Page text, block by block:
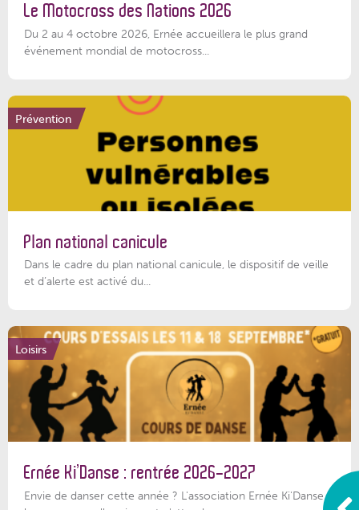
Le Motocross des Nations 2026
Du 2 au 4 octobre 2026, Ernée accueillera le plus grand
événement mondial de motocross...
Prévention
Plan national canicule
Dans le cadre du plan national canicule, le dispositif de veille
et d’alerte est activé du...
Loisirs
Ernée Ki’Danse : rentrée 2026-2027
Envie de danser cette année ? L'association Ernée Ki'Danse